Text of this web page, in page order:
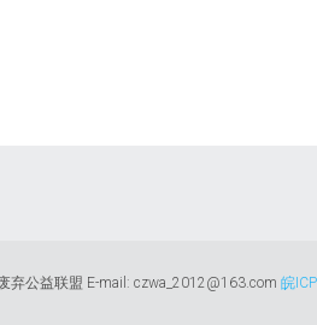
弃公益联盟 E-mail: czwa_2012@163.com 皖